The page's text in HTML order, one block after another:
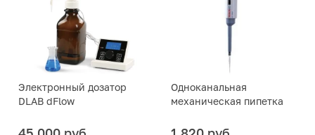
Электронный дозатор
DLAB dFlow
Одноканальная
механическая пипетка
мкл